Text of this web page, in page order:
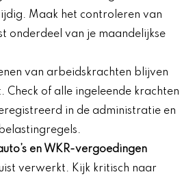
Maak het controleren van
onderdeel van je maandelijkse
van arbeidskrachten blijven
Check of alle ingeleende krachten
in de administratie en
en WKR-vergoedingen
verwerkt. Kijk kritisch naar